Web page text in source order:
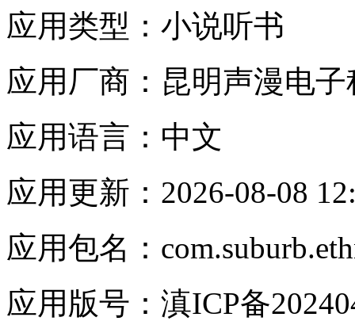
应用类型： 小说听书
应用厂商： 昆明声漫电
应用语言： 中文
应用更新： 2026-08-08
应用包名：
应用版号： 滇ICP备